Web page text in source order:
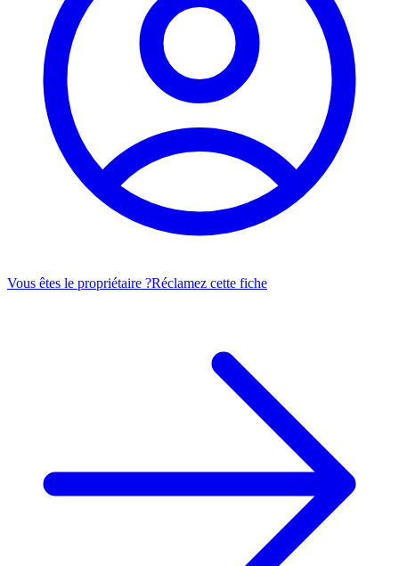
Vous êtes le propriétaire ?Réclamez cette fiche